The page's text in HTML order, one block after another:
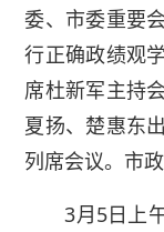
委、市委重要
行正确政绩观
席杜新军主持
夏扬、楚惠东
列席会议。市
3月5日上